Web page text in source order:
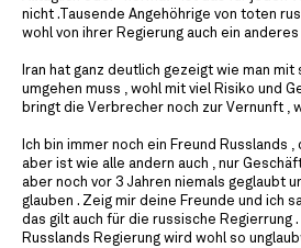
nicht .Tausende Angehöhrige von toten
wohl von ihrer Regierung auch ein
Iran hat ganz deutlich gezeigt wie man
umgehen muss , wohl mit viel Risiko und
bringt die Verbrecher noch zur Vernunft ,
Ich bin immer noch ein Freund Russlands
aber ist wie alle andern auch , nur
aber noch vor 3 Jahren niemals geglaubt
glauben . Zeig mir deine Freunde und ich
das gilt auch für die russische Regierrung .
Russlands Regierung wird wohl so